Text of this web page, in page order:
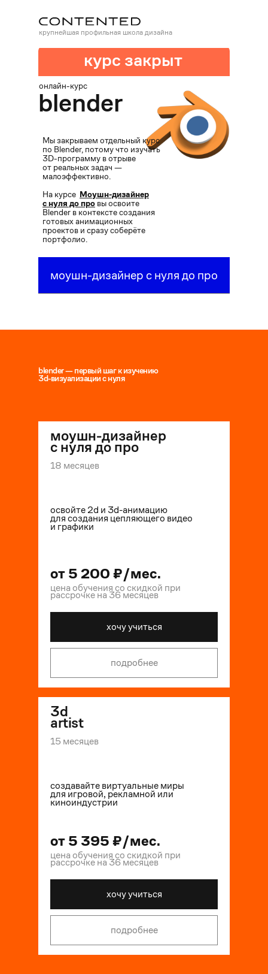
крупнейшая профильная школа дизайна
blender
онлайн-курс
курс закрыт
Мы закрываем отдельный курс
по Blender, потому что изучать
3D-программу в отрыве
от реальных задач —
малоэффективно.
На курсе Моушн-дизайнер
с нуля до про вы освоите
Blender в контексте создания
готовых анимационных
проектов и сразу соберёте
портфолио.
моушн-дизайнер с нуля до про
blender — первый шаг к изучению
3d-визуализации с нуля
моушн-дизайнер
с нуля до про
18 месяцев
освойте 2d и 3d-анимацию
для создания цепляющего видео
и графики
от 5 200 ₽/мес.
цена обучениясо скидкой при
рассрочке на 36 месяцев
хочу учиться
подробнее
3d
artist
15 месяцев
создавайте виртуальные миры
для игровой, рекламной или
киноиндустрии
от 5 395 ₽/мес.
цена обучения со скидкой при
рассрочке на 36 месяцев
хочу учиться
подробнее